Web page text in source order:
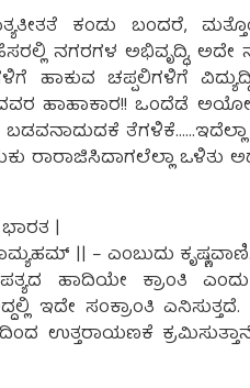
ಕಂಡು ಬಂದರೆ,
ನಗರಗಳ ಅಭಿವೃದ್ಧಿ, ಅದೇ
ಹಾಕುವ ಚಪ್ಪಲಿಗಳಿಗೆ
ಹಾಹಾಕಾರ!! ಒಂದೆಡೆ
ರಾರಾಜಿಸಿದಾಗಲೆಲ್ಲಾ ಒಳಿತು
|
|| – ಎಂಬುದು ಕೃಷ್ಣವಾಣಿ.
ಹಾದಿಯೇ ಕ್ರಾಂತಿ ಎಂದು
ಇದೇ ಸಂಕ್ರಾಂತಿ
ಉತ್ತರಾಯಣಕೆ